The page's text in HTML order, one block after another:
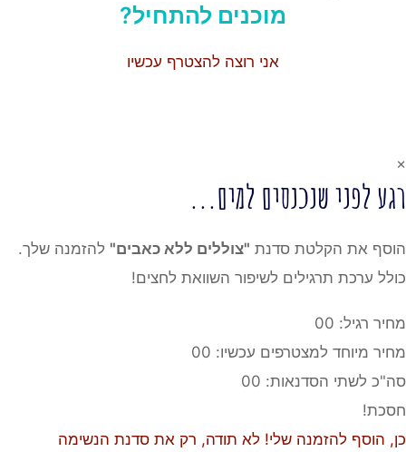
מוכנים להתחיל?
אני רוצה להצטרף עכשיו
לפני שנכנסים למים...
את הקלטת סדנת"צוללים ללא כאבים"להזמנה שלך.
ערכת תרגילים לשיפור השוואת לחצים!
רגיל:00
מיוחד למצטרפים עכשיו:00
לשתי הסדנאות:00
הוסף להזמנה שלי!לא תודה, רק את סדנת הנשימה